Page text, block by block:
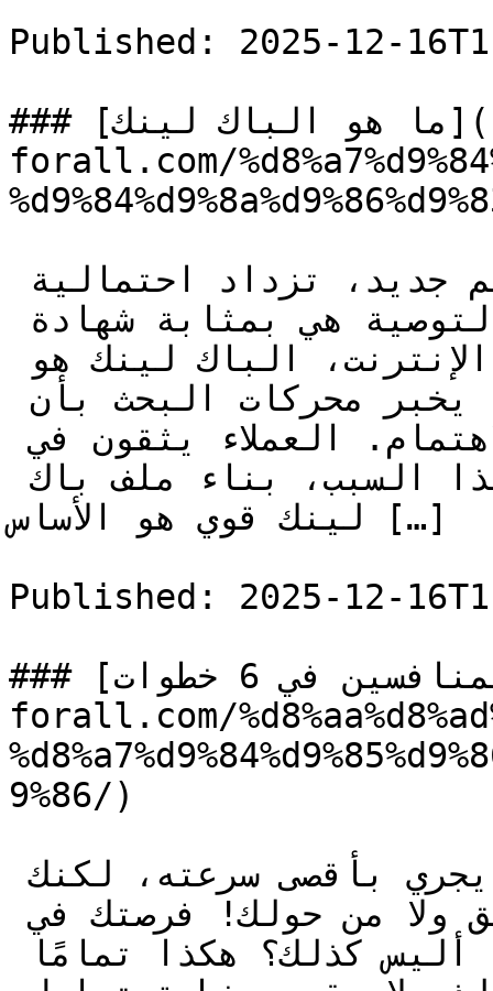
Published: 2025-12-
### [ما هو الباك لينك](https://seo-
forall.com/
موقعك يستحق الثقة والاهتمام. العملاء يثقون في
لينك قوي هو الأساس […]
Published: 2025-12-
### [تحليل المنافسين في 6 خطوات](https://seo-
forall.com/
9%86/)
تخيل أنك في سباق ضخم، والكل يجري بأقصى سرعته، لكنك
وحدك لا تعرف اتجاه الطريق ولا من حولك! فرصتك في